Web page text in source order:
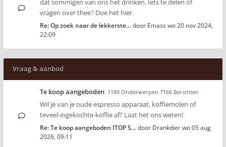
dat sommigen van ons het drinken. Iets te delen of
vragen over thee? Doe het hier.
Re: Op zoek naar de lekkerste… door Emasswo 20 nov 2024,
22:09
Vraag & aanbod
Te koop aangeboden 1189 Onderwerpen 7166 Berichten
Wil je van je oude espresso apparaat, koffiemolen of
teveel-ingekochte-koffie af? Laat het ons weten!
Re: Te koop aangeboden ITOP S… door Drankdierwo 05 aug
2026, 09:11